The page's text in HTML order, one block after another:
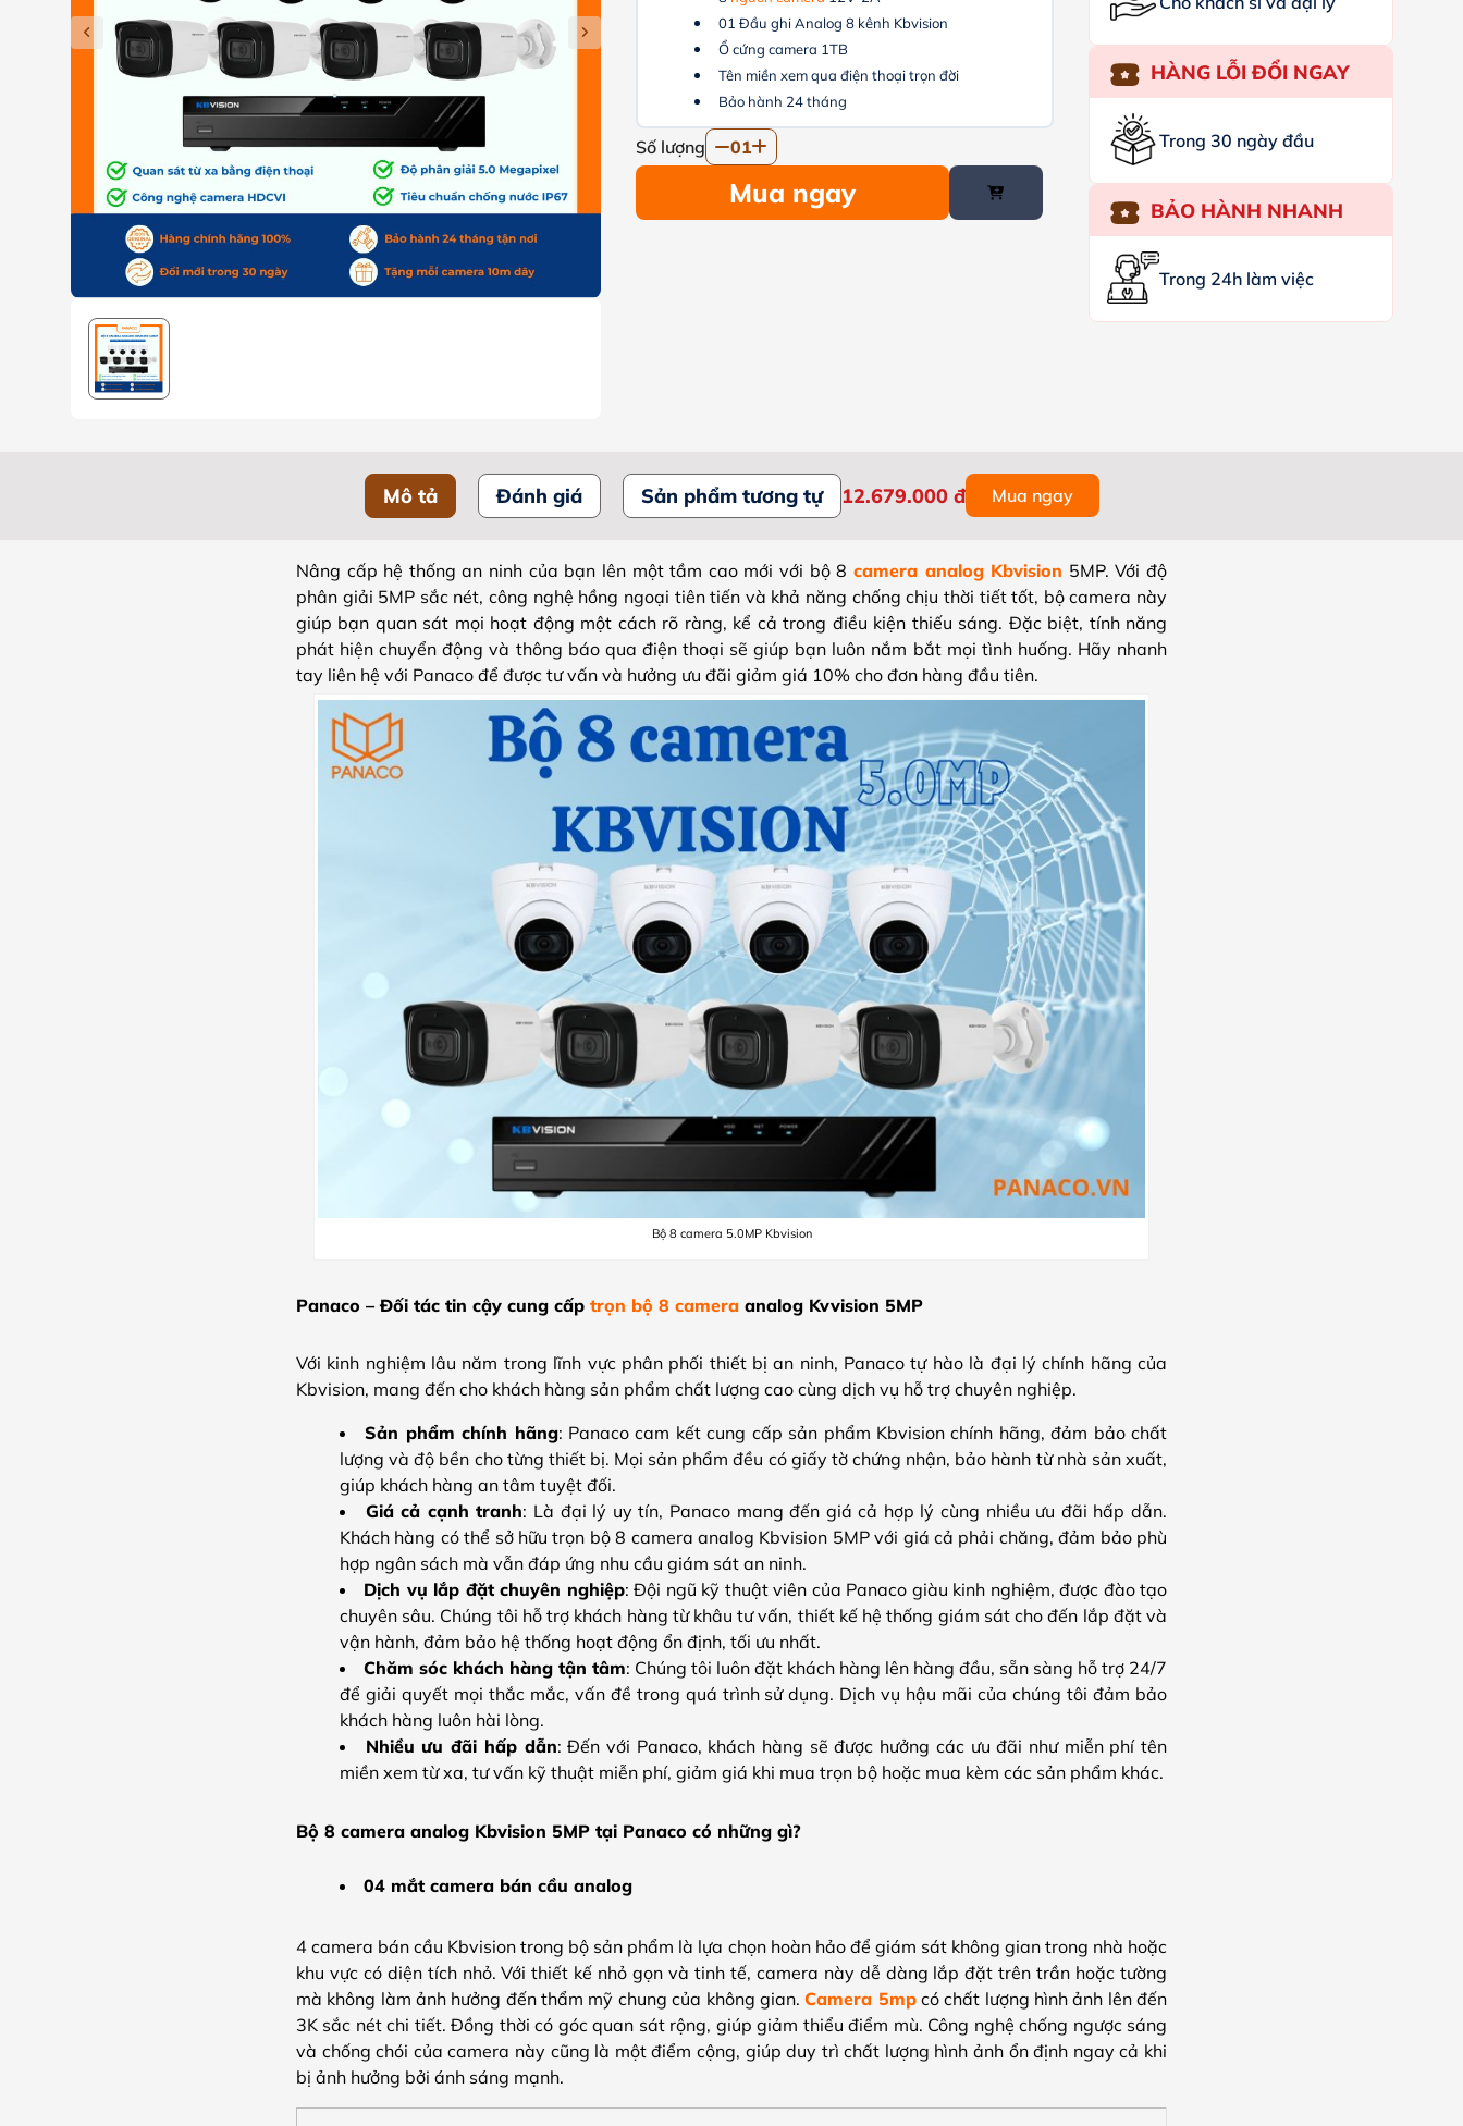
01 Đầu ghi Analog 8 kênh Kbvision
Ổ cứng camera 1TB
Tên miền xem qua điện thoại trọn đời
Bảo hành 24 tháng
Số lượng 01
Mua ngay
HÀNG LỖI ĐỔI NGAY
Trong 30 ngày đầu
BẢO HÀNH NHANH
Trong 24h làm việc
Mô tả Đánh giá Sản phẩm tương tự 12.679.000 đ Mua ngay
Nâng cấp hệ thống an ninh của bạn lên một tầm cao mới với bộ 8 camera analog Kbvision 5MP. Với độ
phân giải 5MP sắc nét, công nghệ hồng ngoại tiên tiến và khả năng chống chịu thời tiết tốt, bộ camera này
giúp bạn quan sát mọi hoạt động một cách rõ ràng, kể cả trong điều kiện thiếu sáng. Đặc biệt, tính năng
phát hiện chuyển động và thông báo qua điện thoại sẽ giúp bạn luôn nắm bắt mọi tình huống. Hãy nhanh
tay liên hệ với Panaco để được tư vấn và hưởng ưu đãi giảm giá 10% cho đơn hàng đầu tiên.
Bộ 8 camera 5.0MP Kbvision
Panaco – Đối tác tin cậy cung cấp trọn bộ 8 camera analog Kvvision 5MP
Với kinh nghiệm lâu năm trong lĩnh vực phân phối thiết bị an ninh, Panaco tự hào là đại lý chính hãng của
Kbvision, mang đến cho khách hàng sản phẩm chất lượng cao cùng dịch vụ hỗ trợ chuyên nghiệp.
Sản phẩm chính hãng: Panaco cam kết cung cấp sản phẩm Kbvision chính hãng, đảm bảo chất
lượng và độ bền cho từng thiết bị. Mọi sản phẩm đều có giấy tờ chứng nhận, bảo hành từ nhà sản xuất,
giúp khách hàng an tâm tuyệt đối.
Giá cả cạnh tranh: Là đại lý uy tín, Panaco mang đến giá cả hợp lý cùng nhiều ưu đãi hấp dẫn.
Khách hàng có thể sở hữu trọn bộ 8 camera analog Kbvision 5MP với giá cả phải chăng, đảm bảo phù
hợp ngân sách mà vẫn đáp ứng nhu cầu giám sát an ninh.
Dịch vụ lắp đặt chuyên nghiệp: Đội ngũ kỹ thuật viên của Panaco giàu kinh nghiệm, được đào tạo
chuyên sâu. Chúng tôi hỗ trợ khách hàng từ khâu tư vấn, thiết kế hệ thống giám sát cho đến lắp đặt và
vận hành, đảm bảo hệ thống hoạt động ổn định, tối ưu nhất.
Chăm sóc khách hàng tận tâm: Chúng tôi luôn đặt khách hàng lên hàng đầu, sẵn sàng hỗ trợ 24/7
để giải quyết mọi thắc mắc, vấn đề trong quá trình sử dụng. Dịch vụ hậu mãi của chúng tôi đảm bảo
khách hàng luôn hài lòng.
Nhiều ưu đãi hấp dẫn: Đến với Panaco, khách hàng sẽ được hưởng các ưu đãi như miễn phí tên
miền xem từ xa, tư vấn kỹ thuật miễn phí, giảm giá khi mua trọn bộ hoặc mua kèm các sản phẩm khác.
Bộ 8 camera analog Kbvision 5MP tại Panaco có những gì?
04 mắt camera bán cầu analog
4 camera bán cầu Kbvision trong bộ sản phẩm là lựa chọn hoàn hảo để giám sát không gian trong nhà hoặc
khu vực có diện tích nhỏ. Với thiết kế nhỏ gọn và tinh tế, camera này dễ dàng lắp đặt trên trần hoặc tường
mà không làm ảnh hưởng đến thẩm mỹ chung của không gian.Camera 5mpcó chất lượng hình ảnh lên đến
3K sắc nét chi tiết. Đồng thời có góc quan sát rộng, giúp giảm thiểu điểm mù. Công nghệ chống ngược sáng
và chống chói của camera này cũng là một điểm cộng, giúp duy trì chất lượng hình ảnh ổn định ngay cả khi
bị ảnh hưởng bởi ánh sáng mạnh.